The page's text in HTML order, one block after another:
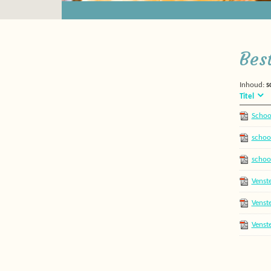
Inhoud:
Titel
df
(2).pdf